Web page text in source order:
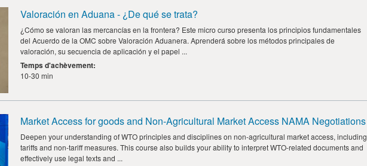
Valoración en Aduana - ¿De qué se trata?
¿Cómo se valoran las mercancías en la frontera? Este micro curso presenta los principios fundamentales
del Acuerdo de la OMC sobre Valoración Aduanera. Aprenderá sobre los métodos principales de
valoración, su secuencia de aplicación y el papel ...
Temps d'achèvement:
10-30 min
Market Access for goods and Non-Agricultural Market Access NAMA Negotiations
Deepen your understanding of WTO principles and disciplines on non-agricultural market access, including
tariffs and non-tariff measures. This course also builds your ability to interpret WTO-related documents and
effectively use legal texts and ...